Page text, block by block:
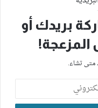
بريدك أو
المزعجة!
متى تشاء.